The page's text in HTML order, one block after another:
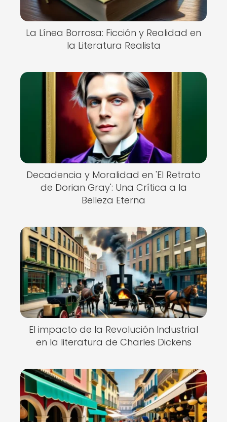
La Línea Borrosa: Ficción y Realidad en
la Literatura Realista
Decadencia y Moralidad en 'El Retrato
de Dorian Gray': Una Crítica a la
Belleza Eterna
El impacto de la Revolución Industrial
en la literatura de Charles Dickens